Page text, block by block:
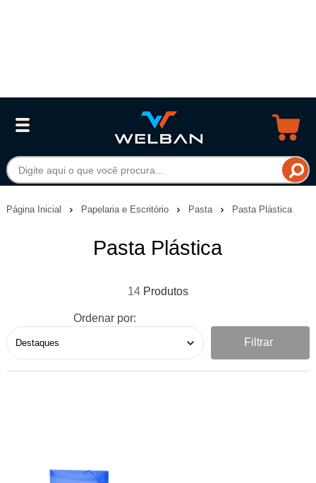
Página Inicial Papelaria e Escritório Pasta Pasta Plástica
Pasta Plástica
14
Ordenar por:
Filtrar